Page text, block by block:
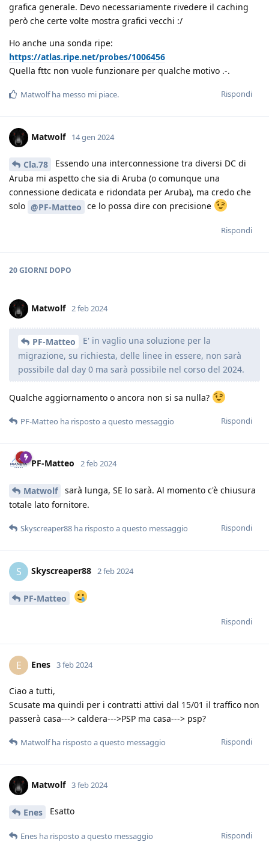
grafica generale. Devo necessariamente rivedere il caching
però che certe volte mostra grafici vecchi :/
Ho anche una sonda ripe:
https://atlas.ripe.net/probes/1006456
Quella fttc non vuole funzionare per qualche motivo .-.
Rispondi
Matwolfha messo mi piace.
Matwolf 14 gen 2024
Cla.78
Essendo una interconnessione tra diversi DC di
Aruba mi aspetto che sia di Aruba (o comunque una
connessione dedicata e ridondata per Aruba), ma credo che
solo @PF-Matteo ce lo possa dire con precisione
Rispondi
20 GIORNI DOPO
Matwolf 2 feb 2024
PF-Matteo
E' in vaglio una soluzione per la
migrazione, su richiesta, delle linee in essere, non sarà
possibile dal day 0 ma sarà possibile nel corso del 2024.
Qualche aggiornamento o ancora non si sa nulla?
Rispondi
PF-Matteo ha risposto a questo messaggio
PF-Matteo 2 feb 2024
Matwolf
sarà lunga, SE lo sarà. Al momento c'è chiusura
totale lato fornitore.
Rispondi
Skyscreaper88 ha risposto a questo messaggio
S Skyscreaper88 2 feb 2024
PF-Matteo
Rispondi
E Enes 3 feb 2024
Ciao a tutti,
Scusate ma quindi per i contratti attivi dal 15/01 il traffico non
passerà casa---> caldera--->PSP ma casa---> psp?
Rispondi
Matwolfha risposto a questo messaggio
Matwolf 3 feb 2024
Enes Esatto
Rispondi
Enes ha risposto a questo messaggio